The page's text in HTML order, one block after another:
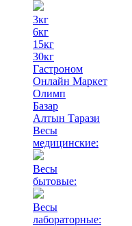
3кг
6кг
15кг
30кг
Гастроном
Онлайн Маркет
Олимп
Базар
Алтын Тарази
Весы
медицинские:
Весы
бытовые:
Весы
лабораторные: